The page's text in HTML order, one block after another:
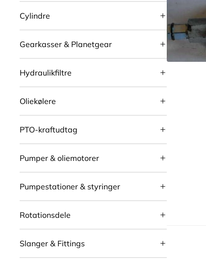
Cylindre
Gearkasser & Planetgear
Hydraulikfiltre
Oliekølere
PTO-kraftudtag
Pumper & oliemotorer
Pumpestationer & styringer
Rotationsdele
Slanger & Fittings